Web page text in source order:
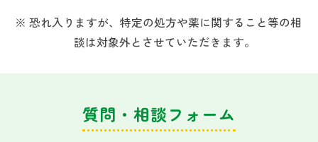
恐れ入りますが、特定の処方や薬に関すること等の相
談は対象外とさせていただきます。
質問・相談フォーム